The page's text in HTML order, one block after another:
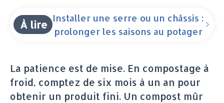
À lire
Installer une serre ou un châssis :
prolonger les saisons au potager
La patience est de mise. En compostage à
froid, comptez de six mois à un an pour
obtenir un produit fini. Un compost mûr